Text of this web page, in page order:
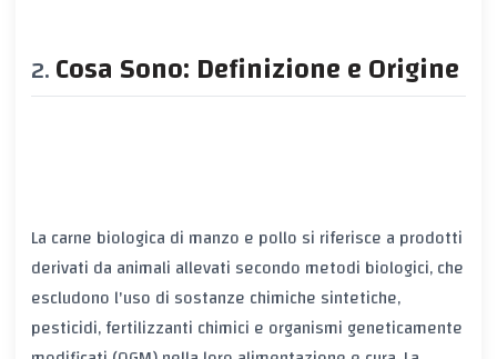
Cosa Sono: Definizione e Origine
La carne biologica di manzo e pollo si riferisce a prodotti
derivati da animali allevati secondo metodi biologici, che
escludono l'uso di sostanze chimiche sintetiche,
pesticidi, fertilizzanti chimici e organismi geneticamente